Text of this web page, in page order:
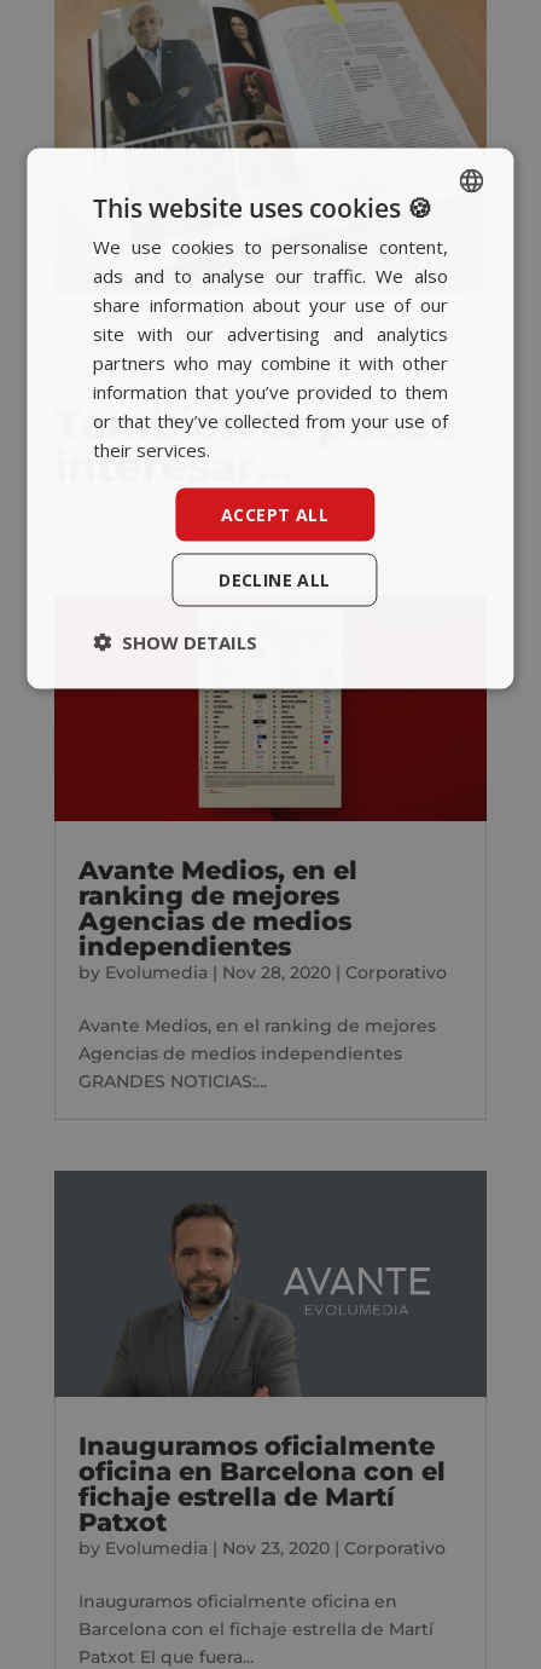
También te puede
interesar…
Avante Medios, en el
ranking de mejores
Agencias de medios
independientes
by Evolumedia | Nov 28, 2020| Corporativo
Avante Medios, en el ranking de mejores
Agencias de medios independientes
GRANDES NOTICIAS:...
Inauguramos oficialmente
oficina en Barcelona con el
fichaje estrella de Martí
Patxot
by Evolumedia | Nov 23, 2020| Corporativo
Inauguramos oficialmente oficina en
Barcelona con el fichaje estrella de Martí
Patxot El que fuera...
SPANISH
BASQUE
CATALAN
ENGLISH
This website uses cookies 🍪
We use cookies to personalise content,
ads and to analyse our traffic. We also
share information about your use of our
site with our advertising and analytics
partners who may combine it with other
information that you’ve provided to them
or that they’ve collected from your use of
their services.
ACCEPT ALL
DECLINE ALL
SHOW DETAILS